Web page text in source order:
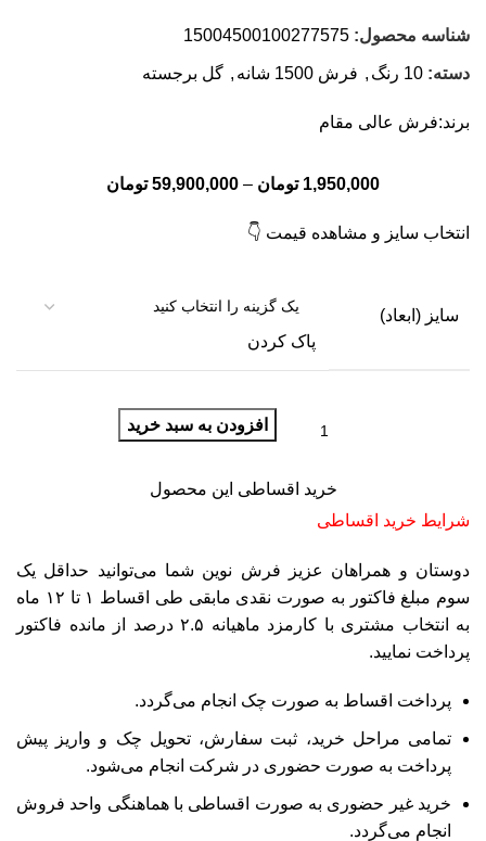
شناسه محصول: 15004500100277575
دسته: 10 رنگ , فرش 1500 شانه , گل برجسته
برند:فرش عالی مقام
1,950,000 تومان –
59,900,000 تومان
انتخاب سایز و مشاهده قیمت 👇
سایز (ابعاد)
پاک کردن
افزودن به سبد خرید
خرید اقساطی این محصول
شرایط خرید اقساطی
دوستان و همراهان عزیز فرش نوین شما می‌توانید حداقل یک
سوم مبلغ فاکتور به صورت نقدی مابقی طی اقساط ۱ تا ۱۲ ماه
به انتخاب مشتری با کارمزد ماهیانه ۲.۵ درصد از مانده فاکتور
پرداخت نمایید.
پرداخت اقساط به صورت چک انجام می‌گردد.
تمامی مراحل خرید، ثبت سفارش، تحویل چک و واریز پیش
پرداخت به صورت حضوری در شرکت انجام می‌شود.
خرید غیر حضوری به صورت اقساطی با هماهنگی واحد فروش
انجام می‌گردد.